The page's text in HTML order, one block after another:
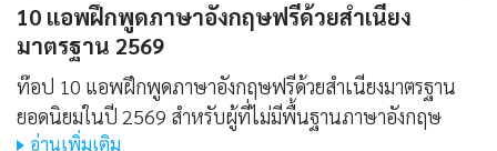
10 แอพฝึกพูดภาษาอังกฤษฟรีด้วยสำเนียง
มาตรฐาน 2569
ท๊อป 10 แอพฝึกพูดภาษาอังกฤษฟรีด้วยสำเนียงมาตรฐาน
ยอดนิยมในปี 2569 สำหรับผู้ที่ไม่มีพื้นฐานภาษาอังกฤษ
อ่านเพิ่มเติม